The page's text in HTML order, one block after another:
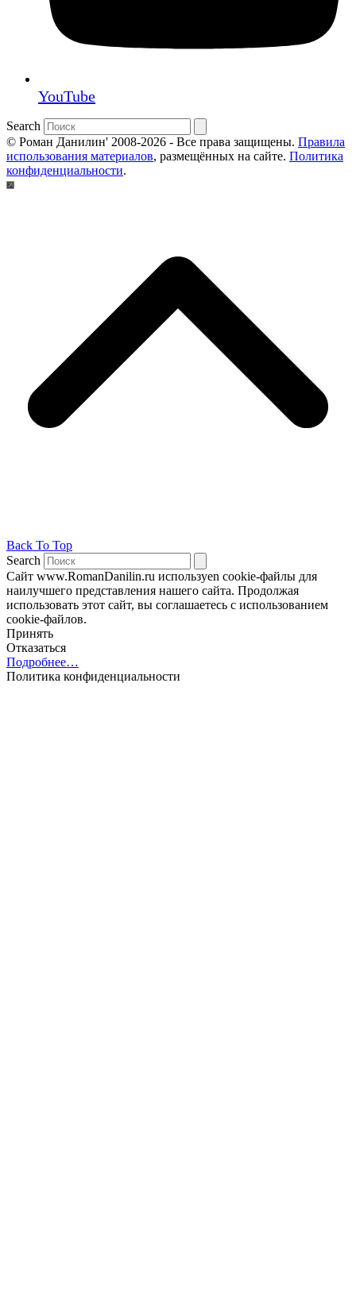
YouTube
Search
© Роман Данилин' 2008-2026 - Все права защищены. Правила
использования материалов, размещённых на сайте. Политика
конфиденциальности.
Back To Top
Search
Сайт www.RomanDanilin.ru используеn cookie-файлы для
наилучшего представления нашего сайта. Продолжая
использовать этот сайт, вы соглашаетесь с использованием
cookie-файлов.
Принять
Отказаться
Подробнее…
Политика конфиденциальности